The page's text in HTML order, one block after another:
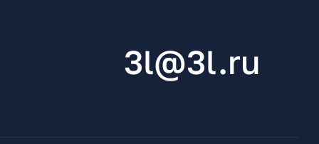
3l@3l.ru